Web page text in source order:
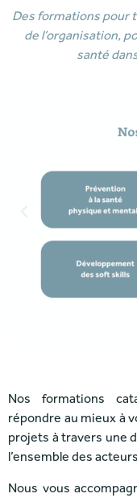
Des formations pour
de l’organisation,
santé
Nos formations
répondre au mieux à
projets à travers une
l’ensemble des
Nous vous